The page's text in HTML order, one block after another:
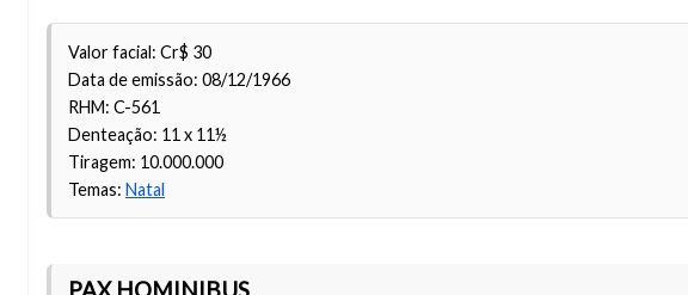
Valor facial: Cr$ 30
Data de emissão: 08/12/1966
RHM: C-561
Denteação: 11 x 11½
Tiragem: 10.000.000
Temas: Natal
PAX HOMINIBUS